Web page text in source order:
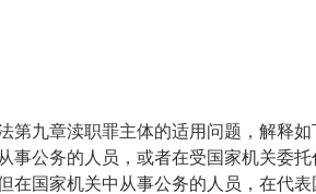
九章渎职罪主体的适用问题，解释如
公务的人员，或者在受国家机关委托
国家机关中从事公务的人员，在代表